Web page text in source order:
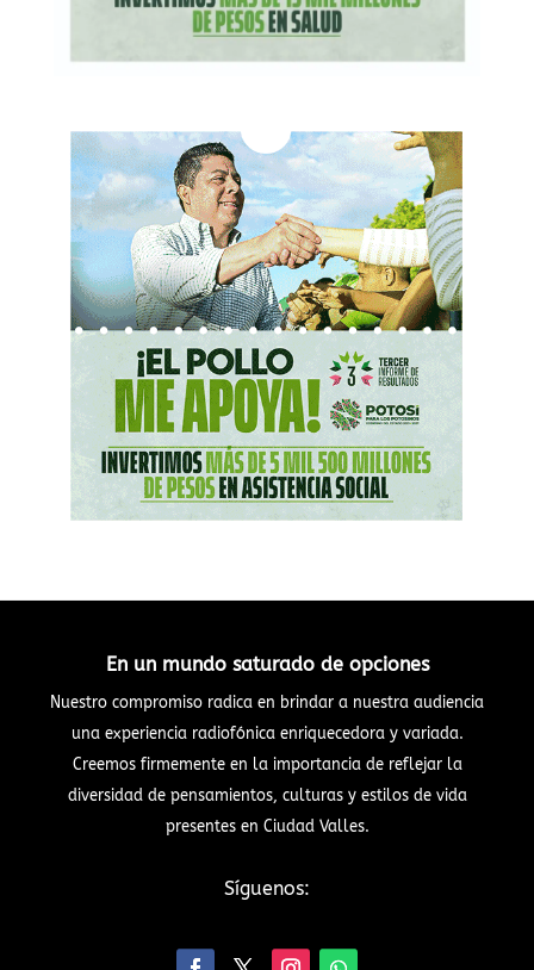
En un mundo saturado de opciones
Nuestro compromiso radica en brindar a nuestra audiencia
una experiencia radiofónica enriquecedora y variada.
Creemos firmemente en la importancia de reflejar la
diversidad de pensamientos, culturas y estilos de vida
presentes en Ciudad Valles.
Síguenos: